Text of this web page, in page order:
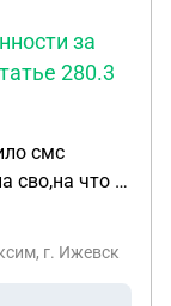
за
280.3
смс
сво,на что в
что
по
г. Ижевск